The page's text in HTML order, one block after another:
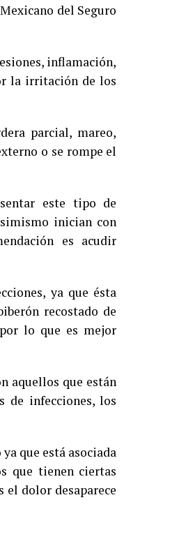
del Seguro
inflamación,
la irritación de los
parcial, mareo,
o se rompe el
este tipo de
inician con
es acudir
ya que ésta
recostado de
lo que es mejor
aquellos que están
de infecciones, los
que está asociada
que tienen ciertas
el dolor desaparece